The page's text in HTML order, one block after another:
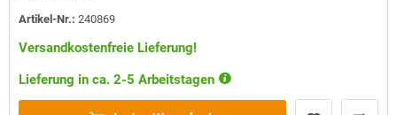
Artikel-Nr.:240869
Versandkostenfreie Lieferung!
Lieferung in ca. 2-5 Arbeitstagen